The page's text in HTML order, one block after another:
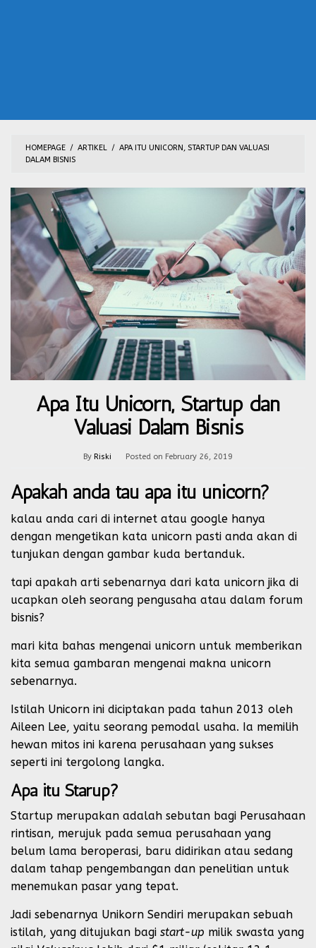
HOMEPAGE / ARTIKEL / APA ITU UNICORN, STARTUP DAN VALUASI
DALAM BISNIS
Apa Itu Unicorn, Startup dan
Valuasi Dalam Bisnis
By Riski Posted on February 26, 2019
Apakah anda tau apa itu unicorn?
kalau anda cari di internet atau google hanya
dengan mengetikan kata unicorn pasti anda akan di
tunjukan dengan gambar kuda bertanduk.
tapi apakah arti sebenarnya dari kata unicorn jika di
ucapkan oleh seorang pengusaha atau dalam forum
bisnis?
mari kita bahas mengenai unicorn untuk memberikan
kita semua gambaran mengenai makna unicorn
sebenarnya.
Istilah Unicorn ini diciptakan pada tahun 2013 oleh
Aileen Lee, yaitu seorang pemodal usaha. Ia memilih
hewan mitos ini karena perusahaan yang sukses
seperti ini tergolong langka.
Apa itu Starup?
Startup merupakan adalah sebutan bagi Perusahaan
rintisan, merujuk pada semua perusahaan yang
belum lama beroperasi, baru didirikan atau sedang
dalam tahap pengembangan dan penelitian untuk
menemukan pasar yang tepat.
Jadi sebenarnya Unikorn Sendiri merupakan sebuah
istilah, yang ditujukan bagi start-up milik swasta yang